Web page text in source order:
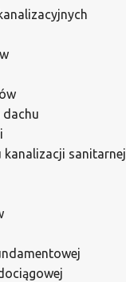
sanitarnej